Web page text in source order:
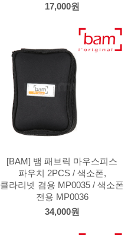
17,000원
[BAM] 뱀 패브릭 마우스피스
파우치 2PCS / 색소폰,
클라리넷 겸용 MP0035 / 색소폰
전용 MP0036
34,000원